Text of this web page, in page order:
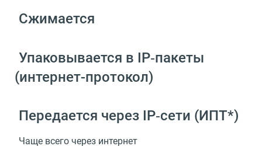
Сжимается
Упаковывается в IP‑пакеты
(интернет-протокол)
Передается через IP‑сети (ИПТ*)
Чаще всего через интернет